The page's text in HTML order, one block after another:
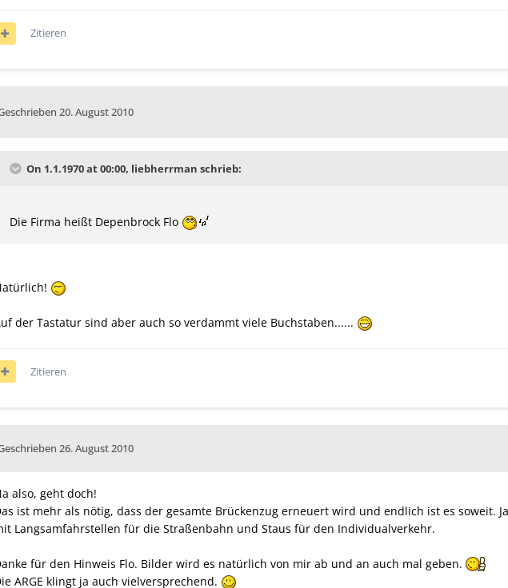
Zitieren
20. August 2010
On 1.1.1970 at 00:00, liebherrman schrieb:
Die Firma heißt Depenbrock Flo
der Tastatur sind aber auch so verdammt viele Buchstaben......
Zitieren
26. August 2010
also, geht doch!
ist mehr als nötig, dass der gesamte Brückenzug erneuert wird und endlich ist es soweit.
Langsamfahrstellen für die Straßenbahn und Staus für den Individualverkehr.
für den Hinweis Flo. Bilder wird es natürlich von mir ab und an auch mal geben.
ARGE klingt ja auch vielversprechend.